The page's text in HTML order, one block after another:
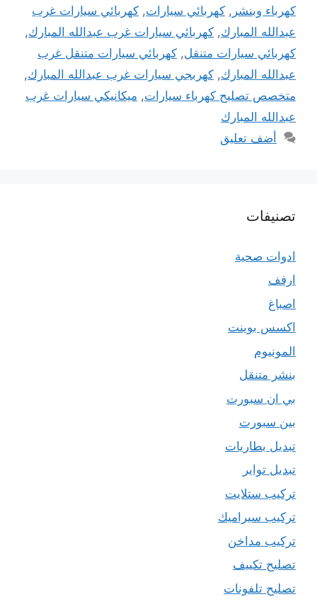
كهرباء وبنشر , كهربائي سيارات, كهربائي سيارات غرب
عبدالله المبارك, كهربائي سيارات غرب عبدالله المبارك,
كهربائي سيارات متنقل, كهربائي سيارات متنقل غرب
عبدالله المبارك, كهربجي سيارات غرب عبدالله المبارك,
متخصص تصليح كهرباء سيارات, ميكانيكي سيارات غرب
عبدالله المبارك
أضف تعليق
تصنيفات
ادوات صحية
ارفف
اصباغ
اكسس بوينت
المونيوم
بنشر متنقل
بي ان سبورت
بين سبورت
تبديل بطاريات
تبديل تواير
تركيب ستلايت
تركيب سيراميك
تركيب مداخن
تصليح تكييف
تصليح تلفونات